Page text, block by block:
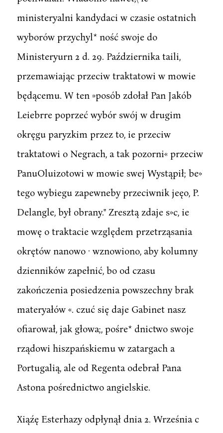
ministeryalni kandydaci w czasie ostatnich
wyborów przychyl* ność swoje do
Ministeryurn 2 d. 29. Października taili,
przemawiając przeciw traktatowi w mowie
będącemu. W ten »posób zdołał Pan Jakób
Leiebrre poprzeć wybór swój w drugim
okręgu paryzkim przez to, ie przeciw
traktatowi o Negrach, a tak pozorni« przeciw
PanuOluizotowi w mowie swej Wystąpił; be»
tego wybiegu zapewneby przeciwnik jeęo, P.
Delangle, był obrany." Zresztą zdaje s»c, ie
mowę o traktacie względem przetrząsania
okrętów nanowo · wznowiono, aby kolumny
dzienników zapełnić, bo od czasu
zakończenia posiedzenia powszechny brak
materyałów «. czuć się daje Gabinet nasz
ofiarował, jak głowa;, pośre* dnictwo swoje
rządowi hiszpańskiemu w zatargach a
Portugalią, ale od Regenta odebrał Pana
Astona pośrednictwo angielskie.
Xiąźę Esterhazy odpłynął dnia 2. Września c